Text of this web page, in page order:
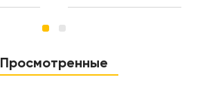
Просмотренные